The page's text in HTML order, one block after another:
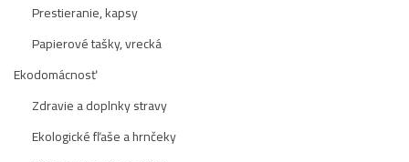
Prestieranie, kapsy
Papierové tašky, vrecká
Ekodomácnosť
Zdravie a doplnky stravy
Ekologické fľaše a hrnčeky